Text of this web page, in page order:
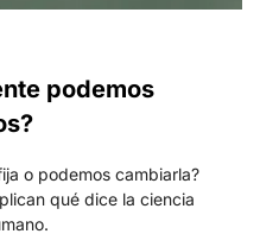
podemos
o podemos cambiarla?
qué dice la ciencia